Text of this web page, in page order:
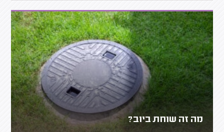
מה זה שוחת ביוב?